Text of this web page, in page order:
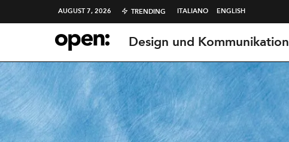
AUGUST 7, 2026 TRENDING ITALIANO ENGLISH
Design und Kommunikation